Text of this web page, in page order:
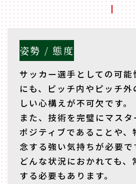
姿勢 / 態度
サッカー選手としての可能
にも、ピッチ内やピッチ
しい心構えが不可欠です。
また、技術を完璧にマスタ
ポジティブであることや、
念する強い気持ちが必要で
どんな状況におかれても、
する必要もあります。